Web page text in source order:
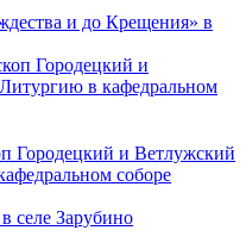
и до Крещения» в
Городецкий и Ветлужский
соборе